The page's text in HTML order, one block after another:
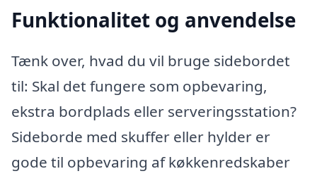
Funktionalitet og anvendelse
Tænk over, hvad du vil bruge sidebordet
til: Skal det fungere som opbevaring,
ekstra bordplads eller serveringsstation?
Sideborde med skuffer eller hylder er
gode til opbevaring af køkkenredskaber